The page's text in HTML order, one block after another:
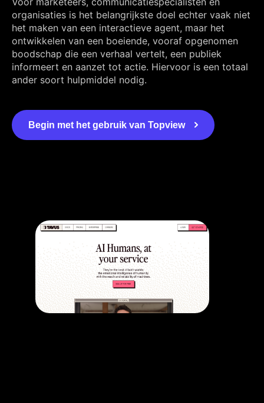
organisaties is het belangrijkste doel echter vaak niet
het maken van een interactieve agent, maar het
ontwikkelen van een boeiende, vooraf opgenomen
boodschap die een verhaal vertelt, een publiek
informeert en aanzet tot actie. Hiervoor is een totaal
ander soort hulpmiddel nodig.
Begin met het gebruik van Topview